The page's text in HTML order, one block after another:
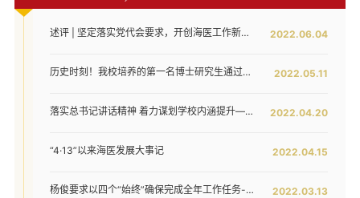
2022.06.04
述评 | 坚定落实党代会要求，开创海医工作新局面——写在全面落实省第八次党代会对海医发展提出新要求之时
2022.05.11
历史时刻！我校培养的第一名博士研究生通过答辩！
2022.04.20
落实总书记讲话精神 着力谋划学校内涵提升——我校召开发展战略咨询委员会第二次工作会议
2022.04.15
“4·13”以来海医发展大事记
2022.03.13
杨俊要求以四个“始终”确保完成全年工作任务--我校六届五次教代会暨七届二次工代会胜利闭幕